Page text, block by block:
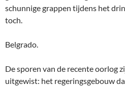
schunnige grappen tijdens het
toch.
Belgrado.
De sporen van de recente oorlog
uitgewist: het regeringsgebouw